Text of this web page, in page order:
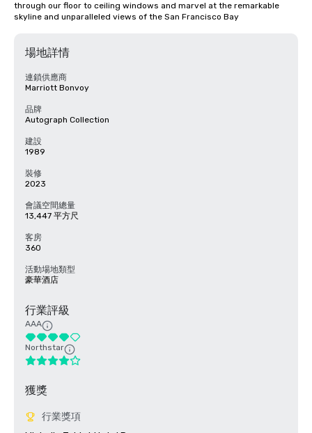
through our floor to ceiling windows and marvel at the remarkable
skyline and unparalleled views of the San Francisco Bay
場地詳情
連鎖供應商
Marriott Bonvoy
品牌
Autograph Collection
建設
1989
裝修
2023
會議空間總量
13,447 平方尺
客房
360
活動場地類型
豪華酒店
行業評級
AAA
Northstar
獲獎
行業獎項